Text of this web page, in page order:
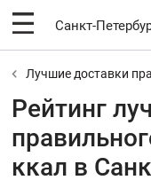
Санкт-
Лучшие доставки
Рейтинг
ккал в